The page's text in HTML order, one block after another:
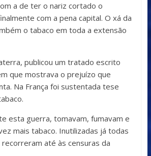
a de ter o nariz cortado o
com a pena capital. O xá da
o tabaco em toda a extensão
publicou um tratado escrito
que mostrava o prejuízo que
Na França foi sustentada tese
esta guerra, tomavam, fumavam e
mais tabaco. Inutilizadas já todas
até às censuras da